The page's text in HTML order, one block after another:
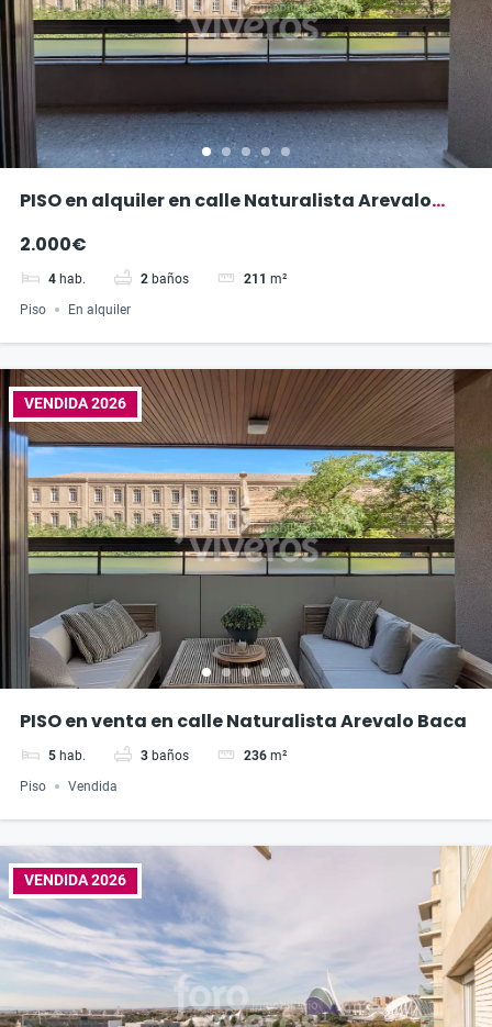
PISO en alquiler en calle Naturalista Arevalo
2.000€
4 hab. 2 baños 211 m²
Piso En alquiler
VENDIDA 2026
PISO en venta en calle Naturalista Arevalo Baca
5 hab. 3 baños 236 m²
Piso Vendida
VENDIDA 2026